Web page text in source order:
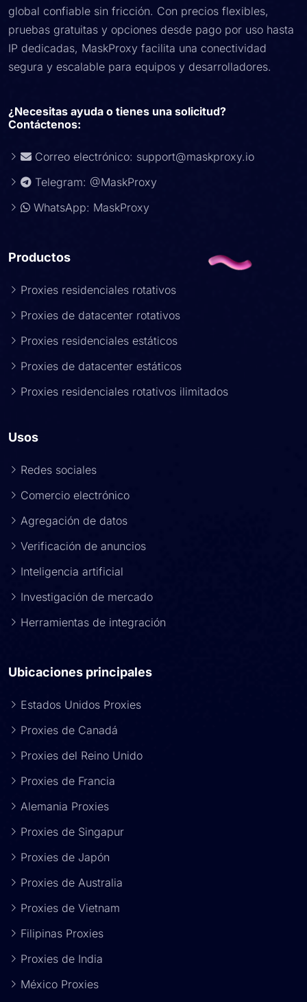
global confiable sin fricción. Con precios flexibles,
pruebas gratuitas y opciones desde pago por uso hasta
IP dedicadas, MaskProxy facilita una conectividad
segura y escalable para equipos y desarrolladores.
¿Necesitas ayuda o tienes una solicitud?
Contáctenos:
Correo electrónico: support@maskproxy.io
Telegram: @MaskProxy
WhatsApp: MaskProxy
Productos
Proxies residenciales rotativos
Proxies de datacenter rotativos
Proxies residenciales estáticos
Proxies de datacenter estáticos
Proxies residenciales rotativos ilimitados
Usos
Redes sociales
Comercio electrónico
Agregación de datos
Verificación de anuncios
Inteligencia artificial
Investigación de mercado
Herramientas de integración
Ubicaciones principales
Estados Unidos Proxies
Proxies de Canadá
Proxies del Reino Unido
Proxies de Francia
Alemania Proxies
Proxies de Singapur
Proxies de Japón
Proxies de Australia
Proxies de Vietnam
Filipinas Proxies
Proxies de India
México Proxies